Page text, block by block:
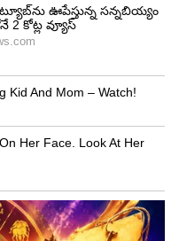
నొప్పిని
తర్వాత తప్పనిసరిగా
చేయకపోయినా
వల్ల ఎలాంటి